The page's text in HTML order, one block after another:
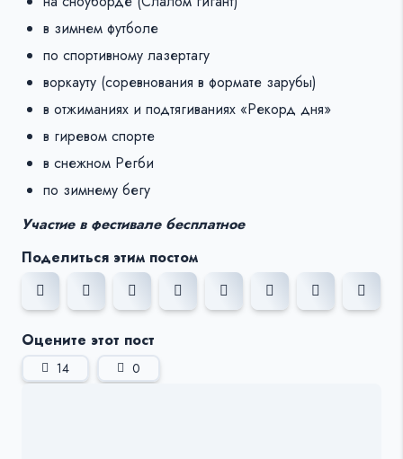
в зимнем футболе
по спортивному лазертагу
воркауту (соревнования в формате зарубы)
в отжиманиях и подтягиваниях «Рекорд дня»
в гиревом спорте
в снежном Регби
по зимнему бегу
Участие в фестивале бесплатное
Поделиться этим постом
Оцените этот пост
14 0